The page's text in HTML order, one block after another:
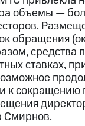
объемы —
обращения
ставках,
к
Смирнов.